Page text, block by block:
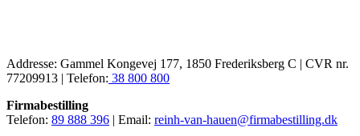
Addresse: Gammel Kongevej 177, 1850 Frederiksberg C | CVR nr.
77209913 | Telefon: 38 800 800
Firmabestilling
Telefon: 89 888 396 | Email: reinh-van-hauen@firmabestilling.dk